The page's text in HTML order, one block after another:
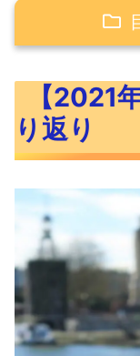
【
先月に
NMIは
米初
パウエ
【2021
り返り